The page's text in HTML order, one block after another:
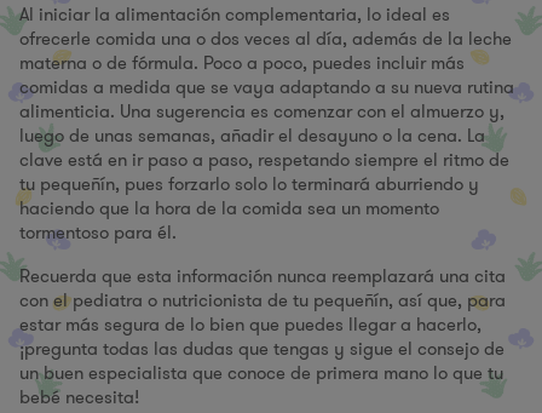
Al iniciar la alimentación complementaria, lo ideal es
ofrecerle comida una o dos veces al día, además de la leche
materna o de fórmula. Poco a poco, puedes incluir más
comidas a medida que se vaya adaptando a su nueva rutina
alimenticia. Una sugerencia es comenzar con el almuerzo y,
luego de unas semanas, añadir el desayuno o la cena. La
clave está en ir paso a paso, respetando siempre el ritmo de
tu pequeñín, pues forzarlo solo lo terminará aburriendo y
haciendo que la hora de la comida sea un momento
tormentoso para él.
Recuerda que esta información nunca reemplazará una cita
con el pediatra o nutricionista de tu pequeñín, así que, para
estar más segura de lo bien que puedes llegar a hacerlo,
¡pregunta todas las dudas que tengas y sigue el consejo de
un buen especialista que conoce de primera mano lo que tu
bebé necesita!